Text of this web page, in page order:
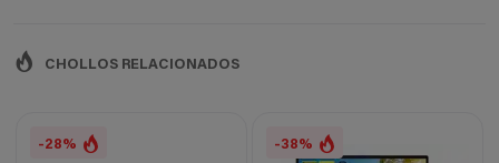
CHOLLOS RELACIONADOS
-28% -38%